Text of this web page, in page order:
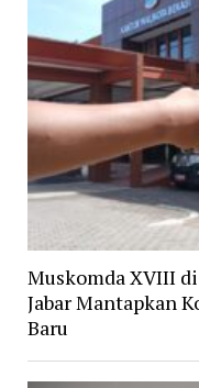
Muskomda XVIII
Jabar Mantapkan
Baru